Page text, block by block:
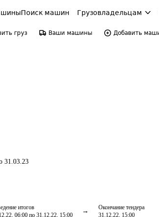
Поиск машин Грузовладельцам
груз Ваши машины Добавить
31.03.23
итогов
06:00 по 31.12.22, 15:00
Окончание тендера
31.12.22, 15:00